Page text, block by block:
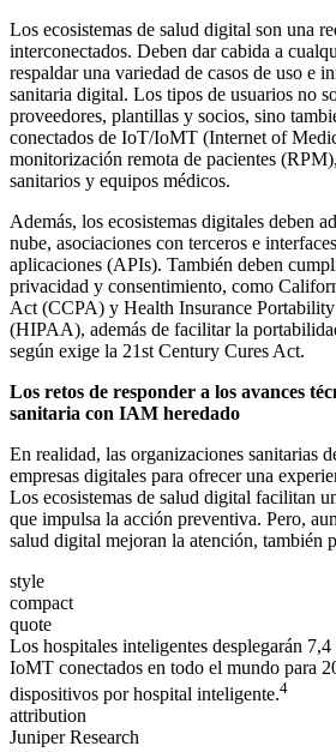
Los ecosistemas de salud digital son una
interconectados. Deben dar cabida a
respaldar una variedad de casos de uso e
sanitaria digital. Los tipos de usuarios no
proveedores, plantillas y socios, sino
conectados de IoT/IoMT (Internet of
monitorización remota de pacientes
sanitarios y equipos médicos.
Además, los ecosistemas digitales deben
nube, asociaciones con terceros e
aplicaciones (APIs). También deben
privacidad y consentimiento, como
Act (CCPA) y Health Insurance
(HIPAA), además de facilitar la
según exige la 21st Century Cures Act.
Los retos de responder a los avances
sanitaria con IAM heredado
En realidad, las organizaciones sanitarias
empresas digitales para ofrecer una
Los ecosistemas de salud digital facilitan
que impulsa la acción preventiva. Pero,
salud digital mejoran la atención, también
style
compact
quote
Los hospitales inteligentes desplegarán
IoMT conectados en todo el mundo para
dispositivos por hospital inteligente.4
attribution
Juniper Research